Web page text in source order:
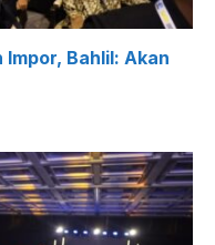
Bahlil: Akan